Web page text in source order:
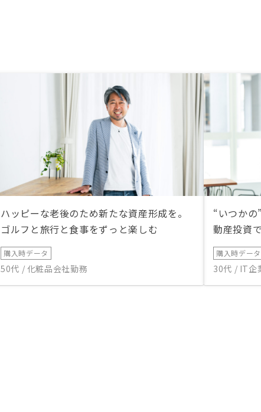
ハッピーな老後のため新たな資産形成を。
ゴルフと旅行と食事をずっと楽しむ
購入時データ
50代 / 化粧品会社勤務
“いつか
動産投資
購入時データ
30代 / IT企